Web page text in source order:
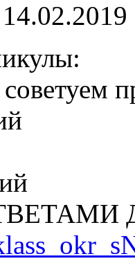
14.02.2019